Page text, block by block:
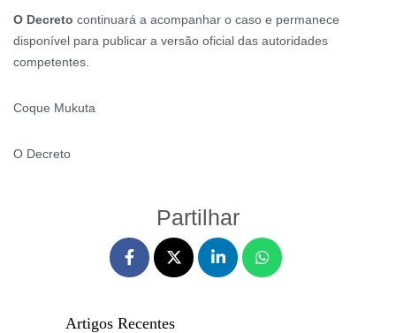
O Decreto continuará a acompanhar o caso e permanece
disponível para publicar a versão oficial das autoridades
competentes.
Coque Mukuta
O Decreto
Partilhar
Artigos Recentes